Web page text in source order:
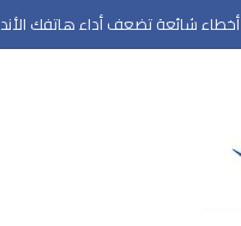
أخطاء شائعة تضعف أداء هاتفك